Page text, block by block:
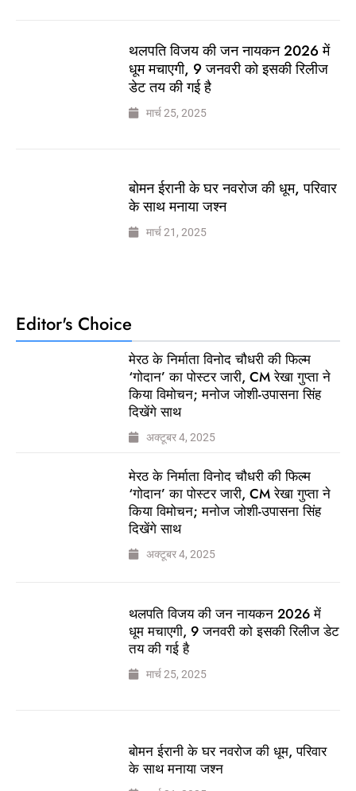
थलपति विजय की जन नायकन 2026 में
धूम मचाएगी, 9 जनवरी को इसकी रिलीज
डेट तय की गई है
मार्च 25, 2025
बोमन ईरानी के घर नवरोज की धूम, परिवार
के साथ मनाया जश्न
मार्च 21, 2025
Editor's Choice
मेरठ के निर्माता विनोद चौधरी की फिल्म
‘गोदान’ का पोस्टर जारी, CM रेखा गुप्ता ने
किया विमोचन; मनोज जोशी-उपासना सिंह
दिखेंगे साथ
अक्टूबर 4, 2025
मेरठ के निर्माता विनोद चौधरी की फिल्म
‘गोदान’ का पोस्टर जारी, CM रेखा गुप्ता ने
किया विमोचन; मनोज जोशी-उपासना सिंह
दिखेंगे साथ
अक्टूबर 4, 2025
थलपति विजय की जन नायकन 2026 में
धूम मचाएगी, 9 जनवरी को इसकी रिलीज डेट
तय की गई है
मार्च 25, 2025
बोमन ईरानी के घर नवरोज की धूम, परिवार
के साथ मनाया जश्न